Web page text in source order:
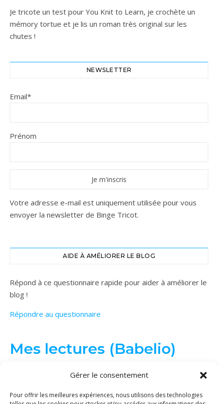
Gérer le consentement
Pour offrir les meilleures expériences, nous utilisons des technologies
Je tricote un test pour You Knit to Learn, je crochète un
mémory tortue et je lis un roman très original sur les
chutes !
NEWSLETTER
Email*
Prénom
Votre adresse e-mail est uniquement utilisée pour vous
envoyer la newsletter de Binge Tricot.
AIDE À AMÉLIORER LE BLOG
Répond à ce questionnaire rapide pour aider à améliorer le
blog !
Répondre au questionnaire
Mes lectures (Babelio)